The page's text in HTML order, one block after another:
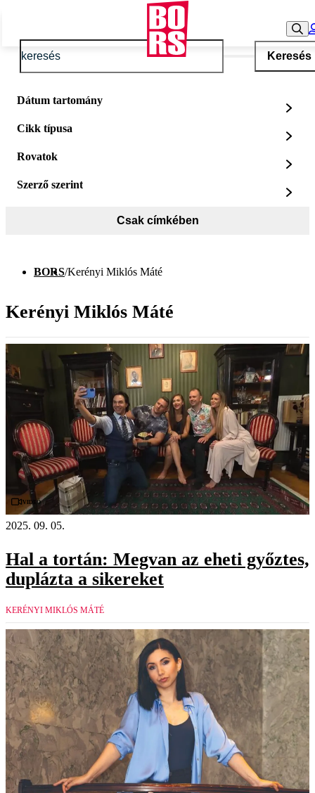
Keresés
Dátum tartomány
Cikk típusa
Rovatok
Szerző szerint
Csak címkében
BORS/Kerényi Miklós Máté
Kerényi Miklós Máté
Videó
2025. 09. 05.
Hal a tortán: Megvan az eheti győztes,
duplázta a sikereket
KERÉNYI MIKLÓS MÁTÉ